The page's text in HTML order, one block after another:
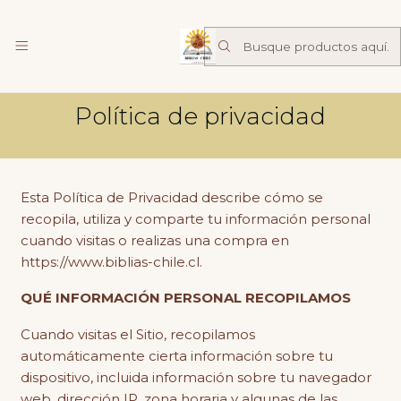
Política de privacidad
Política de privacidad
Esta Política de Privacidad describe cómo se
recopila, utiliza y comparte tu información personal
cuando visitas o realizas una compra en
https://www.biblias-chile.cl.
QUÉ INFORMACIÓN PERSONAL RECOPILAMOS
Cuando visitas el Sitio, recopilamos
automáticamente cierta información sobre tu
dispositivo, incluida información sobre tu navegador